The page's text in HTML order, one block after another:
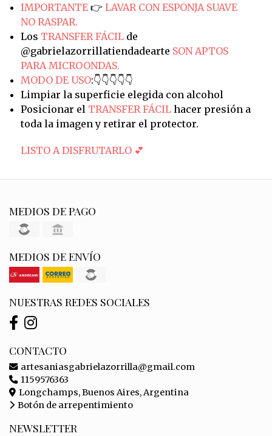
IMPORTANTE 👉 LAVAR CON ESPONJA SUAVE
NO RASPAR.
Los TRANSFER FÁCILde
@gabrielazorrillatiendadearte SON APTOS
PARA MICROONDAS.
MODO DE USO:👇👇👇👇👇
Limpiar la superficie elegida con alcohol
Posicionar el TRANSFER FÁCILhacer presión a
toda la imagen y retirar el protector.
LISTO A DISFRUTARLO 💕
MEDIOS DE PAGO
MEDIOS DE ENVÍO
NUESTRAS REDES SOCIALES
CONTACTO
artesaniasgabrielazorrilla@gmail.com
1159576363
Longchamps, Buenos Aires, Argentina
Botón de arrepentimiento
NEWSLETTER